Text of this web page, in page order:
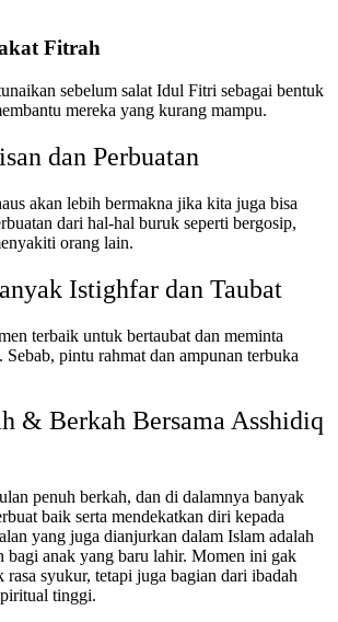
Fitrah
sebelum salat Idul Fitri sebagai bentuk
mereka yang kurang mampu.
dan Perbuatan
akan lebih bermakna jika kita juga bisa
dari hal-hal buruk seperti bergosip,
orang lain.
Istighfar dan Taubat
terbaik untuk bertaubat dan meminta
pintu rahmat dan ampunan terbuka
& Berkah Bersama Asshidiq
penuh berkah, dan di dalamnya banyak
baik serta mendekatkan diri kepada
yang juga dianjurkan dalam Islam adalah
bagi anak yang baru lahir. Momen ini gak
rasa syukur, tetapi juga bagian dari ibadah
tinggi.